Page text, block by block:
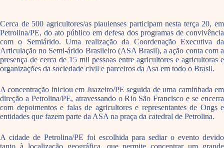
Cerca de 500 agricultores/as piauienses participam nesta terça 20, em
Petrolina/PE, do ato público em defesa dos programas de convivência
com o Semiárido. Uma realização da Coordenação Executiva da
Articulação no Semi-árido Brasileiro (ASA Brasil), a ação conta com a
presença de cerca de 15 mil pessoas entre agricultores e agricultoras e
organizações da sociedade civil e parceiros da Asa em todo o Brasil.
A concentração iniciou em Juazeiro/PE seguida de uma caminhada em
direção a Petrolina/PE, atravessando o Rio São Francisco e se encerra
com depoimentos e falas de agricultores e representantes de Ongs e
entidades que fazem parte da ASA na praça da catedral de Petrolina.
A cidade de Petrolina/PE foi escolhida para sediar o evento devido